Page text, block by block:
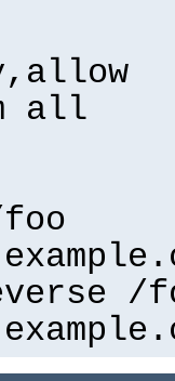
all
/